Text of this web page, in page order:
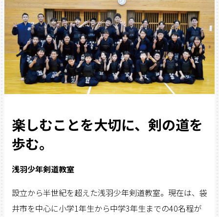
楽しむことを大切に、剣の道を
歩む。
浅羽少年剣道教室
設立から半世紀を超えた浅羽少年剣道教室。現在は、袋
井市を中心に小学1年生から中学3年生までの40名程が